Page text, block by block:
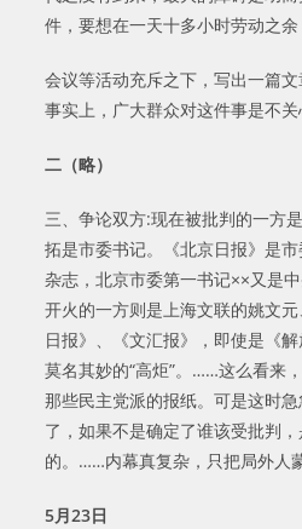
件，要想在一天十多小时劳动之余
会议等活动充斥之下，写出一篇文
事实上，广大群众对这件事是不关
二（略）
三、争论双方:现在被批判的一方
拓是市委书记。《北京日报》是
杂志，北京市委第一书记××又是
开火的一方则是上海文联的姚文
日报》、《文汇报》，即使是《
莫名其妙的“高炬”。……这么看来
那些民主党派的报纸。可是这时
了，如果不是确定了谁该受批判
的。……内幕真复杂，只把局外人
5月23日